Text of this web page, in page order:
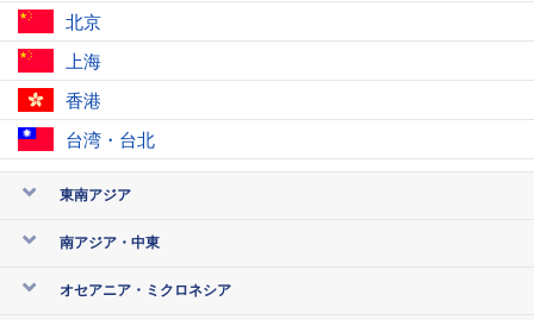
北京
上海
香港
台湾・台北
東南アジア
南アジア・中東
オセアニア・ミクロネシア